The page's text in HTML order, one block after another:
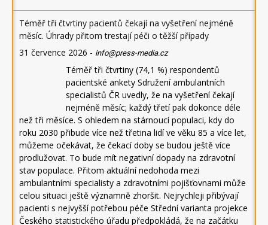
Téměř tři čtvrtiny pacientů čekají na vyšetření nejméně
měsíc. Úhrady přitom trestají péči o těžší případy
31 července 2026 - info@press-media.cz
Téměř tři čtvrtiny (74,1 %) respondentů
pacientské ankety Sdružení ambulantních
specialistů ČR uvedly, že na vyšetření čekají
nejméně měsíc; každý třetí pak dokonce déle
než tři měsíce. S ohledem na stárnoucí populaci, kdy do
roku 2030 přibude více než třetina lidí ve věku 85 a více let,
můžeme očekávat, že čekací doby se budou ještě více
prodlužovat. To bude mít negativní dopady na zdravotní
stav populace. Přitom aktuální nedohoda mezi
ambulantními specialisty a zdravotními pojišťovnami může
celou situaci ještě významně zhoršit. Nejrychleji přibývají
pacienti s nejvyšší potřebou péče Střední varianta projekce
Českého statistického úřadu předpokládá, že na začátku